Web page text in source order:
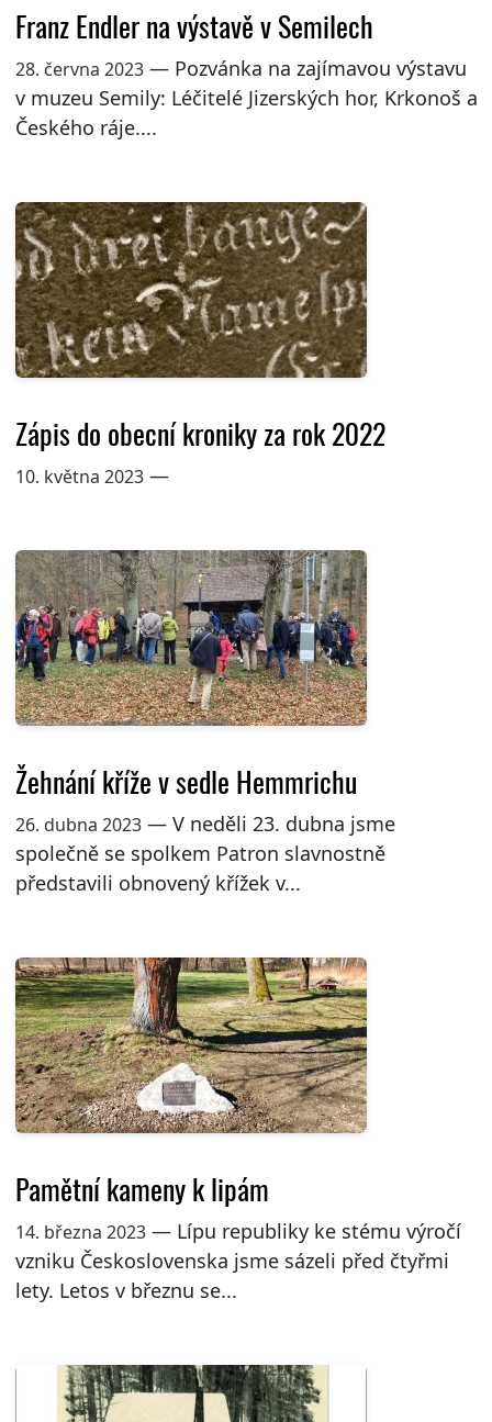
Franz Endler na výstavě v Semilech
28. června 2023— Pozvánka na zajímavou výstavu
v muzeu Semily: Léčitelé Jizerských hor, Krkonoš a
Českého ráje....
Zápis do obecní kroniky za rok 2022
10. května 2023—
Žehnání kříže v sedle Hemmrichu
26. dubna 2023— V neděli 23. dubna jsme
společně se spolkem Patron slavnostně
představili obnovený křížek v...
Pamětní kameny k lipám
14. března 2023— Lípu republiky ke stému výročí
vzniku Československa jsme sázeli před čtyřmi
lety. Letos v březnu se...